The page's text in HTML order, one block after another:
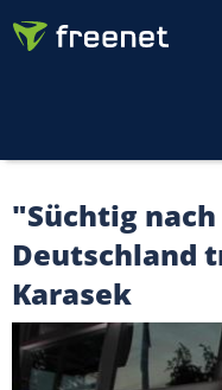
"Süchtig
Deutschland
Karasek